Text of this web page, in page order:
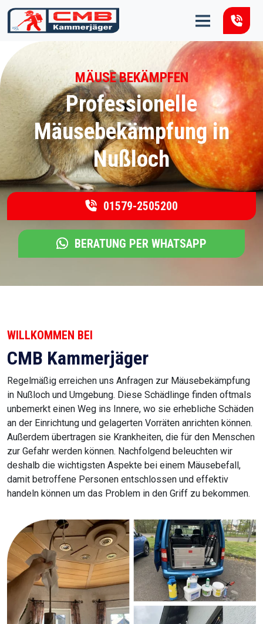
Zum Inhalt springen
MÄUSE BEKÄMPFEN
Professionelle
Mäusebekämpfung in
Nußloch
01579-2505200
BERATUNG PER WHATSAPP
WILLKOMMEN BEI
CMB Kammerjäger
Regelmäßig erreichen uns Anfragen zur Mäusebekämpfung
in Nußloch und Umgebung. Diese Schädlinge finden oftmals
unbemerkt einen Weg ins Innere, wo sie erhebliche Schäden
an der Einrichtung und gelagerten Vorräten anrichten können.
Außerdem übertragen sie Krankheiten, die für den Menschen
zur Gefahr werden können. Nachfolgend beleuchten wir
deshalb die wichtigsten Aspekte bei einem Mäusebefall,
damit betroffene Personen entschlossen und effektiv
handeln können um das Problem in den Griff zu bekommen.